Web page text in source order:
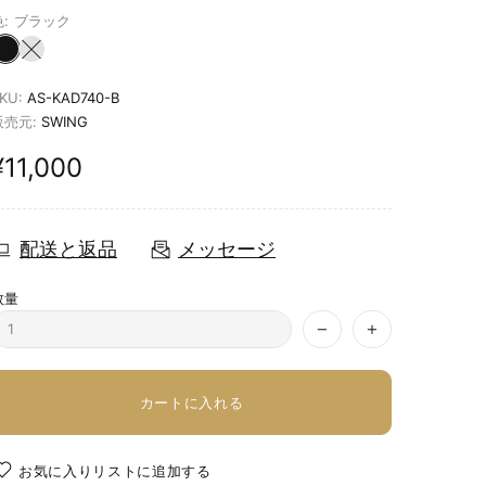
: ブラック
AS-KAD740-B
売元: SWING
配送と返品 メッセージ
量
カートに入れる
お気に入りリストに追加する